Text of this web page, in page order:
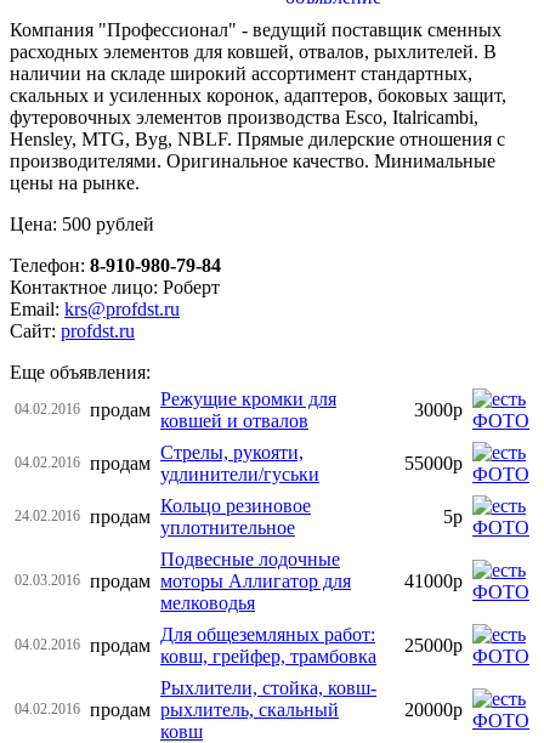
Компания "Профессионал" - ведущий поставщик сменных
расходных элементов для ковшей, отвалов, рыхлителей. В
наличии на складе широкий ассортимент стандартных,
скальных и усиленных коронок, адаптеров, боковых защит,
футеровочных элементов производства Esco, Italricambi,
Hensley, MTG, Byg, NBLF. Прямые дилерские отношения с
производителями. Оригинальное качество. Минимальные
цены на рынке.
Цена: 500 рублей
Телефон: 8-910-980-79-84
Контактное лицо: Роберт
Email: krs@profdst.ru
Сайт: profdst.ru
Еще объявления:
04.02.2016 продам
Режущие кромки для
ковшей и отвалов
3000р
04.02.2016 продам
Стрелы, рукояти,
удлинители/гуськи
55000р
24.02.2016 продам
Кольцо резиновое
уплотнительное
5р
02.03.2016 продам
Подвесные лодочные
моторы Аллигатор для
мелководья
41000р
04.02.2016 продам
Для общеземляных работ:
ковш, грейфер, трамбовка
25000р
04.02.2016 продам
Рыхлители, стойка, ковш-
рыхлитель, скальный
ковш
20000р